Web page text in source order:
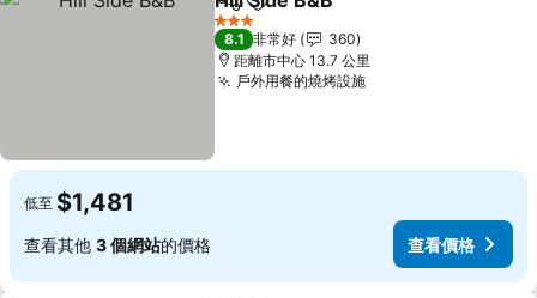
分享 加入我的最愛
3 星級
8.1 非常好
360
距離市中心 13.7 公里
戶外用餐的燒烤設施查看價格
低至 $1,481
查看其他 3 個網站的價格 查看價格